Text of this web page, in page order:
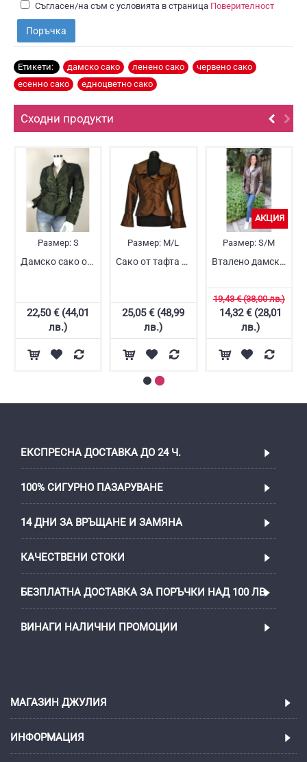
Съгласен/на съм с условията в страница Поверителност
Поръчка
Етикети: дамско сако ленено сако червено сако
есенно сако
едноцветно сако
Сходни продукти
Размер:S
Дамско сако от тафта
22,50 € (44,01
лв.)
Размер: M/L
Сако от тафта официално
25,05 € (48,99
лв.)
АКЦИЯ
Размер: S/M
Вталено дамско сако
19,43 € (38,00 лв.)
14,32 € (28,01
лв.)
ЕКСПРЕСНА ДОСТАВКА ДО 24 Ч.
100% СИГУРНО ПАЗАРУВАНЕ
14 ДНИ ЗА ВРЪЩАНЕ И ЗАМЯНА
КАЧЕСТВЕНИ СТОКИ
БЕЗПЛАТНА ДОСТАВКА ЗА ПОРЪЧКИ НАД 100 ЛВ.
ВИНАГИ НАЛИЧНИ ПРОМОЦИИ
МАГАЗИН ДЖУЛИЯ
ИНФОРМАЦИЯ